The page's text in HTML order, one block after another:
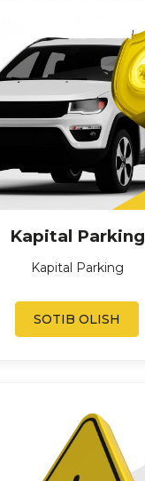
Kapital Parking
Kapital Parking
SOTIB OLISH